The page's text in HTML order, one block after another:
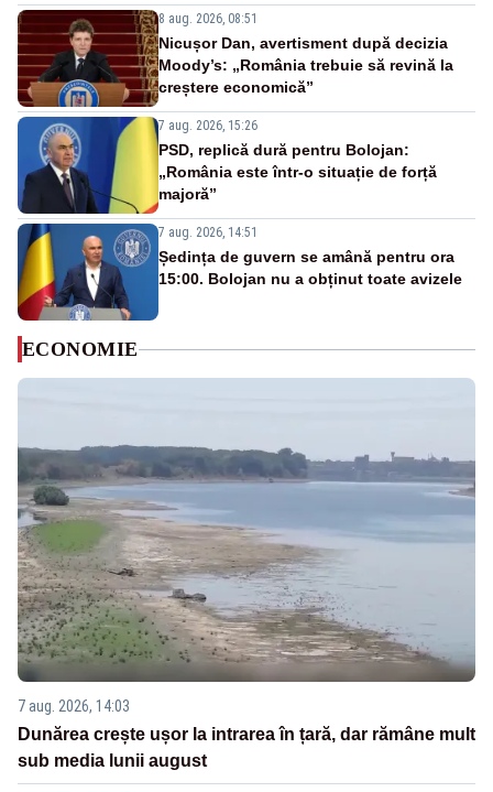
8 aug. 2026, 08:51
Nicușor Dan, avertisment după decizia
Moody’s: „România trebuie să revină la
creștere economică”
7 aug. 2026, 15:26
PSD, replică dură pentru Bolojan:
„România este într-o situație de forță
majoră”
7 aug. 2026, 14:51
Ședința de guvern se amână pentru ora
15:00. Bolojan nu a obținut toate avizele
ECONOMIE
7 aug. 2026, 14:03
Dunărea crește ușor la intrarea în țară, dar rămâne mult
sub media lunii august